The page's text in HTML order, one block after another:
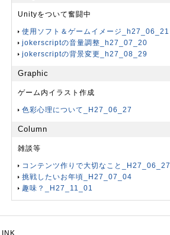
Unityをついて奮闘中
使用ソフト＆ゲームイメージ_h27_06_21
jokerscriptの音量調整_h27_07_20
jokerscriptの背景変更_h27_08_29
Graphic
ゲーム内イラスト作成
色彩心理について_H27_06_27
Column
雑談等
コンテンツ作りで大切なこと_H27_06_27
挑戦したいお年頃_H27_07_04
趣味？_H27_11_01
LINK